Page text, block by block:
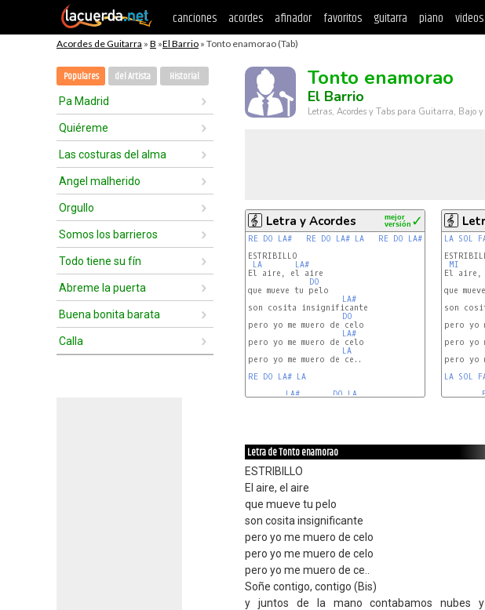
canciones acordes afinador favoritos guitarra piano videos
Acordes de Guitarra » B »El Barrio » Tonto enamorao (Tab)
Populares del Artista Historial
Pa Madrid
Quiéreme
Las costuras del alma
Angel malherido
Orgullo
Somos los barrieros
Todo tiene su fín
Abreme la puerta
Buena bonita barata
Calla
Tonto enamorao
El Barrio
Letras, Acordes y Tabs para Guitarra, Bajo
Letra y Acordes ✓
mejor
versión
RE DO LA# RE DO LA# LA RE DO LA# RE DO LA#
ESTRIBILLO
LA
LA#
El aire, el aire
DO
que mueve tu pelo
LA#
son cosita insignificante
DO
pero yo me muero de celo
LA#
pero yo me muero de celo
LA
pero yo me muero de ce..
RE DO LA# LA
LA#
DO
LA
LA SOL
MI
El aire,
que
son
pero yo
pero yo
pero yo
LA SOL
Letra de Tonto enamorao
ESTRIBILLO
El aire, el aire
que mueve tu pelo
son cosita insignificante
pero yo me muero de celo
pero yo me muero de celo
pero yo me muero de ce..
Soñe contigo, contigo (Bis)
y juntos de la mano contabamos nubes y